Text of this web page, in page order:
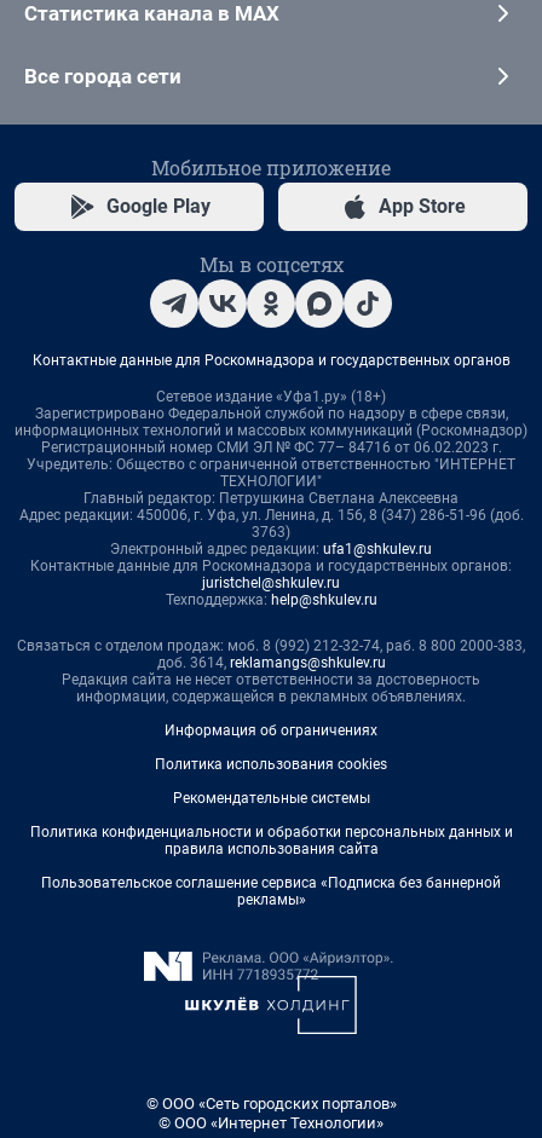
Статистика канала в MAX
Все города сети
Мобильное приложение
Google Play App Store
Мы в соцсетях
Контактные данные для Роскомнадзора и государственных органов
Сетевое издание «Уфа1.ру» (18+)
Зарегистрировано Федеральной службой по надзору в сфере связи,
информационных технологий и массовых коммуникаций (Роскомнадзор)
Регистрационный номер СМИ ЭЛ № ФС 77– 84716 от 06.02.2023 г.
Учредитель: Общество с ограниченной ответственностью "ИНТЕРНЕТ
ТЕХНОЛОГИИ"
Главный редактор: Петрушкина Светлана Алексеевна
Адрес редакции: 450006, г. Уфа, ул. Ленина, д. 156, 8 (347) 286-51-96 (доб.
3763)
Электронный адрес редакции: ufa1@shkulev.ru
Контактные данные для Роскомнадзора и государственных органов:
juristchel@shkulev.ru
Техподдержка: help@shkulev.ru
Связаться с отделом продаж: моб. 8 (992) 212-32-74, раб. 8 800 2000-383,
доб. 3614, reklamangs@shkulev.ru
Редакция сайта не несет ответственности за достоверность
информации, содержащейся в рекламных объявлениях.
Информация об ограничениях
Политика использования cookies
Рекомендательные системы
Политика конфиденциальности и обработки персональных данных и
правила использования сайта
Пользовательское соглашение сервиса «Подписка без баннерной
рекламы»
© ООО «Сеть городских порталов»
© ООО «Интернет Технологии»